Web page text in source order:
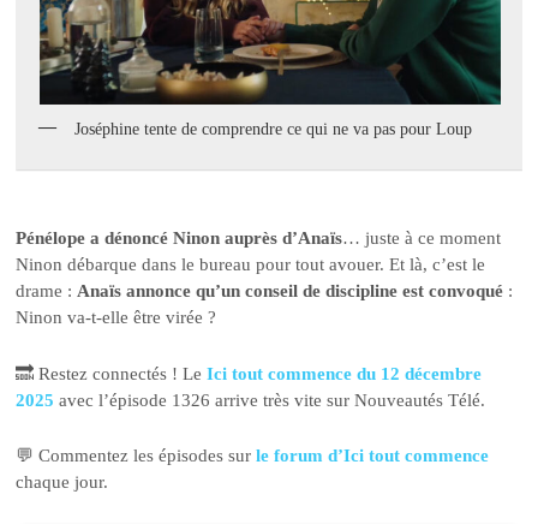
Joséphine tente de comprendre ce qui ne va pas pour Loup
Pénélope a dénoncé Ninon auprès d’Anaïs… juste à ce moment
Ninon débarque dans le bureau pour tout avouer. Et là, c’est le
drame :Anaïs annonce qu’un conseil de discipline est convoqué :
Ninon va-t-elle être virée ?
🔜 Restez connectés ! LeIci tout commence du 12 décembre
2025 avec l’épisode 1326 arrive très vite sur Nouveautés Télé.
💬 Commentez les épisodes surle forum d’Ici tout commence
chaque jour.